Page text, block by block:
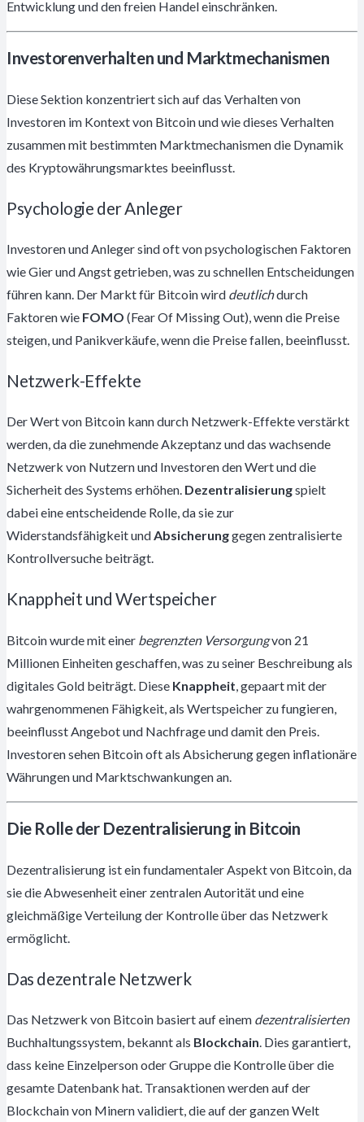
Entwicklung und den freien Handel einschränken.
Investorenverhalten und Marktmechanismen
Diese Sektion konzentriert sich auf das Verhalten von
Investoren im Kontext von Bitcoin und wie dieses Verhalten
zusammen mit bestimmten Marktmechanismen die Dynamik
des Kryptowährungsmarktes beeinflusst.
Psychologie der Anleger
Investoren und Anleger sind oft von psychologischen Faktoren
wie Gier und Angst getrieben, was zu schnellen Entscheidungen
führen kann. Der Markt für Bitcoin wird deutlichdurch
Faktoren wie FOMO (Fear Of Missing Out), wenn die Preise
steigen, und Panikverkäufe, wenn die Preise fallen, beeinflusst.
Netzwerk-Effekte
Der Wert von Bitcoin kann durch Netzwerk-Effekte verstärkt
werden, da die zunehmende Akzeptanz und das wachsende
Netzwerk von Nutzern und Investoren den Wert und die
Sicherheit des Systems erhöhen. Dezentralisierungspielt
dabei eine entscheidende Rolle, da sie zur
Widerstandsfähigkeit undAbsicherunggegen zentralisierte
Kontrollversuche beiträgt.
Knappheit und Wertspeicher
Bitcoin wurde mit einer begrenzten Versorgungvon 21
Millionen Einheiten geschaffen, was zu seiner Beschreibung als
digitales Gold beiträgt. Diese Knappheit , gepaart mit der
wahrgenommenen Fähigkeit, als Wertspeicher zu fungieren,
beeinflusst Angebot und Nachfrage und damit den Preis.
Investoren sehen Bitcoin oft als Absicherung gegen inflationäre
Währungen und Marktschwankungen an.
Die Rolle der Dezentralisierung in Bitcoin
Dezentralisierung ist ein fundamentaler Aspekt von Bitcoin, da
sie die Abwesenheit einer zentralen Autorität und eine
gleichmäßige Verteilung der Kontrolle über das Netzwerk
ermöglicht.
Das dezentrale Netzwerk
Das Netzwerk von Bitcoin basiert auf einem dezentralisierten
Buchhaltungssystem, bekannt als Blockchain. Dies garantiert,
dass keine Einzelperson oder Gruppe die Kontrolle über die
gesamte Datenbank hat. Transaktionen werden auf der
Blockchain von Minern validiert, die auf der ganzen Welt